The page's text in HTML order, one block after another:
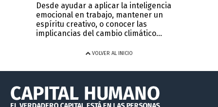
Desde ayudar a aplicar la inteligencia
emocional en trabajo, mantener un
espíritu creativo, o conocer las
implicancias del cambio climático...
VOLVER AL INICIO